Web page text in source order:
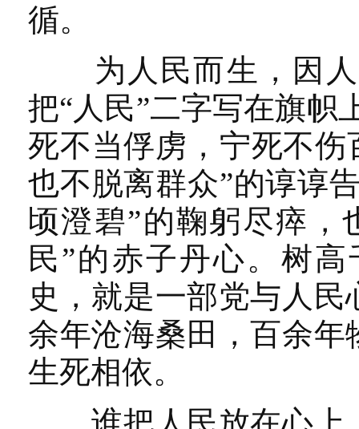
循。
为人民而生，因人
把“人民”二字写在旗
死不当俘虏，宁死不伤
也不脱离群众”的谆谆
顷澄碧”的鞠躬尽瘁，
民”的赤子丹心。树
史，就是一部党与人
余年沧海桑田，百余
生死相依。